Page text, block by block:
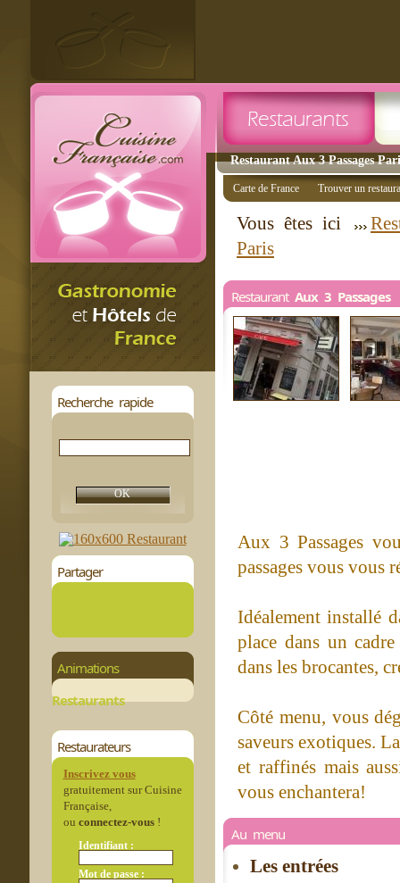
Restaurant Aux 3 Passages
Recherche rapide
Partager
Animations
Restaurants
Restaurateurs
Inscrivez vous
gratuitement sur Cuisine
Française,
ou connectez-vous!
Identifiant :
Mot de passe :
Carte de France Trouver un
Vous êtes ici
Paris
Restaurant Aux 3 Passages
Aux 3 Passages
passages vous vous
Idéalement installé
place dans un
dans les brocantes,
Côté menu, vous
saveurs exotiques.
et raffinés mais
vous enchantera!
Au menu
Les entrées